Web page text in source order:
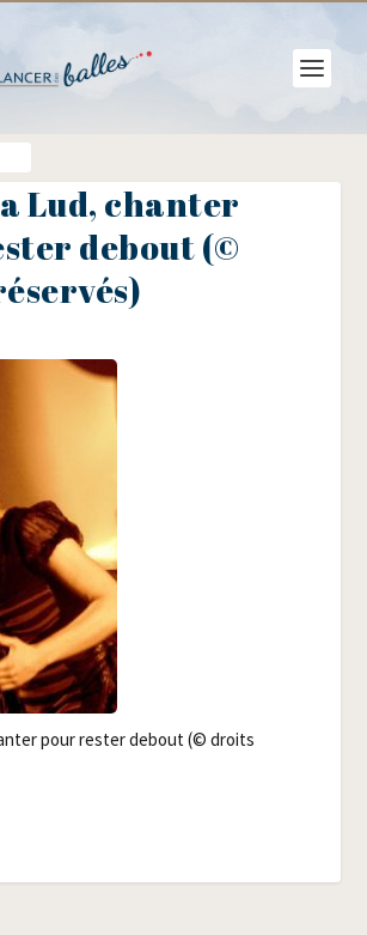
Lud, chanter
debout (©
pour res­ter debout (© droits